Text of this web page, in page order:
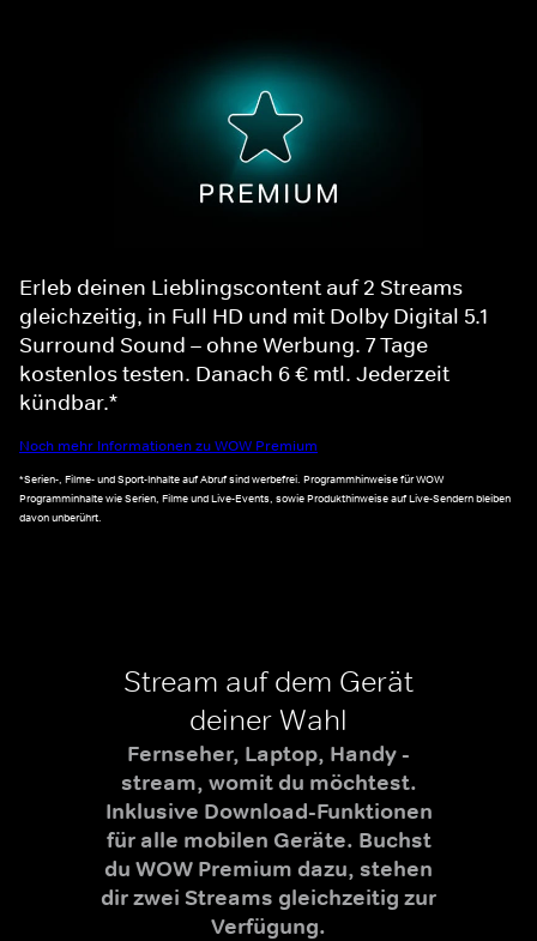
Erleb deinen Lieblingscontent auf 2 Streams
gleichzeitig, in Full HD und mit Dolby Digital 5.1
Surround Sound – ohne Werbung. 7 Tage
kostenlos testen. Danach 6 € mtl. Jederzeit
kündbar.*
Noch mehr Informationen zu WOW Premium
*Serien-, Filme- und Sport-Inhalte auf Abruf sind werbefrei. Programmhinweise für WOW
Programminhalte wie Serien, Filme und Live-Events, sowie Produkthinweise auf Live-Sendern bleiben
davon unberührt.
Stream auf dem Gerät
deiner Wahl
Fernseher, Laptop, Handy -
stream, womit du möchtest.
Inklusive Download-Funktionen
für alle mobilen Geräte. Buchst
du WOW Premium dazu, stehen
dir zwei Streams gleichzeitig zur
Verfügung.